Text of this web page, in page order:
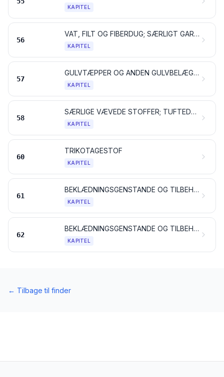
KAPITEL
56
VAT, FILT OG FIBERDUG; SÆRLIGT GARN; SEJLGARN, REB OG TOVVÆRK SAMT VARER DERAF
KAPITEL
57
GULVTÆPPER OG ANDEN GULVBELÆGNING AF TEKSTILMATERIALER
KAPITEL
58
SÆRLIGE VÆVEDE STOFFER; TUFTEDE TEKSTILSTOFFER; BLONDER OG KNIPLINGER; TAPISSERIER; POSSEMENTARTIKLER; BRODERIER
KAPITEL
60
TRIKOTAGESTOF
KAPITEL
61
BEKLÆDNINGSGENSTANDE OG TILBEHØR TIL BEKLÆDNINGSGENSTANDE, AF TRIKOTAGE
KAPITEL
62
BEKLÆDNINGSGENSTANDE OG TILBEHØR TIL BEKLÆDNINGSGENSTANDE, UNDTAGEN VARER AF TRIKOTAGE
KAPITEL
← Tilbage til finder